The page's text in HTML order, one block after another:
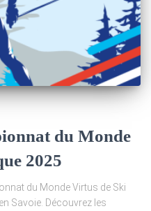
du Monde
2025
du Monde Virtus de Ski
Savoie. Découvrez les